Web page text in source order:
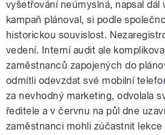
vyšetřování neúmyslná, napsal dál
kampaň plánoval, si podle
historickou souvislost.
vedení. Interní audit ale
zaměstnanců zapojených do
odmítli odevzdat své mobilní
za nevhodný marketing, odvolala
ředitele a v červnu na půl dne
zaměstnanci mohli zúčastnit lekce